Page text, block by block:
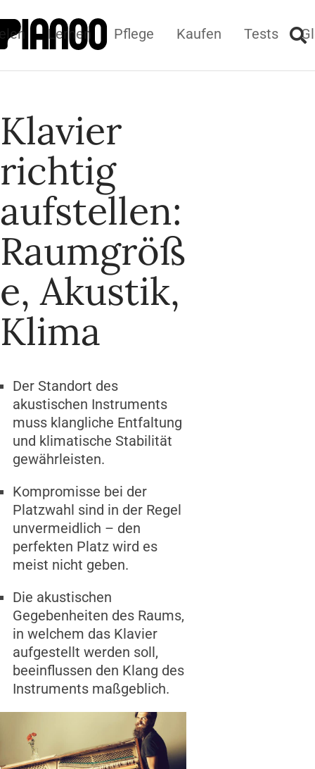
Lernen Pflege Kaufen Tests
Klavier
richtig
aufstellen:
Raumgröß
e, Akustik,
Klima
Der Standort des
akustischen Instruments
muss klangliche Entfaltung
und klimatische Stabilität
gewährleisten.
Kompromisse bei der
Platzwahl sind in der Regel
unvermeidlich – den
perfekten Platz wird es
meist nicht geben.
Die akustischen
Gegebenheiten des Raums,
in welchem das Klavier
aufgestellt werden soll,
beeinflussen den Klang des
Instruments maßgeblich.